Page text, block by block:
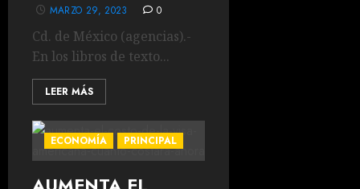
MARZO 29, 2023 0
Cd. de México (agencias).-
En los libros de texto...
LEER MÁS
ECONOMÍA PRINCIPAL